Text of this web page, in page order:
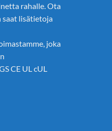
rahalle. Ota
saat lisätietoja
joka
CE UL cUL